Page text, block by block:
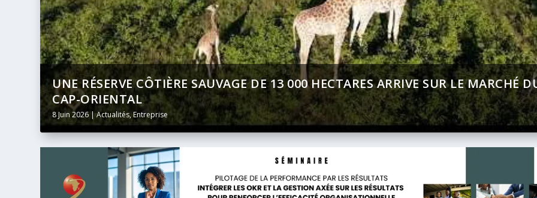
BANQUE AFRICAINE DE DÉVELOPPEMENT (BAD) – ASSEMBLÉE ANNUELLES 2026 :
DIFFUSION INTÉGRALE ET EN DIRECT SUR AFRICA 24
24 Mai 2026|Actualités,Entreprise